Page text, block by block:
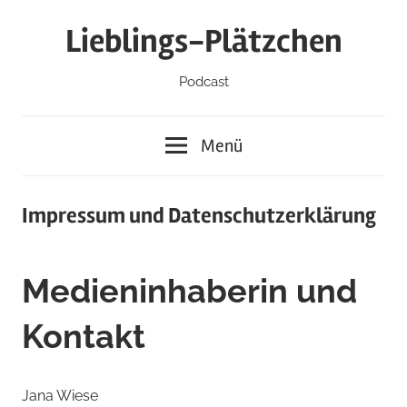
Lieblings-Plätzchen
Podcast
Menü
Impressum und Datenschutzerklärung
Medieninhaberin und
Kontakt
Jana Wiese